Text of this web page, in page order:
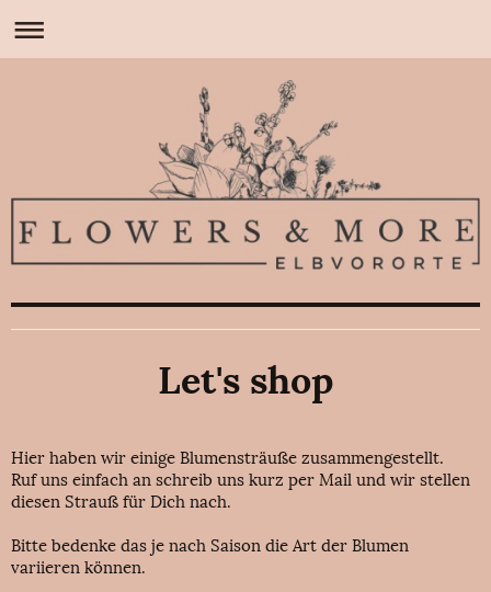
Let's shop
Hier haben wir einige Blumensträuße zusammengestellt.
Ruf uns einfach an schreib uns kurz per Mail und wir stellen
diesen Strauß für Dich nach.
Bitte bedenke das je nach Saison die Art der Blumen
variieren können.